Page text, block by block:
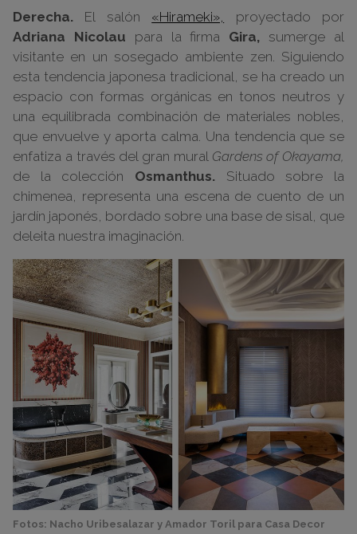
Derecha. El salón «Hirameki»,
proyectado por
Adriana Nicolau para la firma Gira, sumerge al
visitante en un sosegado ambiente zen. Siguiendo
esta tendencia japonesa tradicional, se ha creado un
espacio con formas orgánicas en tonos neutros y
una equilibrada combinación de materiales nobles,
que envuelve y aporta calma. Una tendencia que se
enfatiza a través del gran mural Gardens of Okayama,
de la colección Osmanthus. Situado sobre la
chimenea, representa una escena de cuento de un
jardín japonés, bordado sobre una base de sisal, que
deleita nuestra imaginación.
Fotos: Nacho Uribesalazar y Amador Toril para Casa Decor